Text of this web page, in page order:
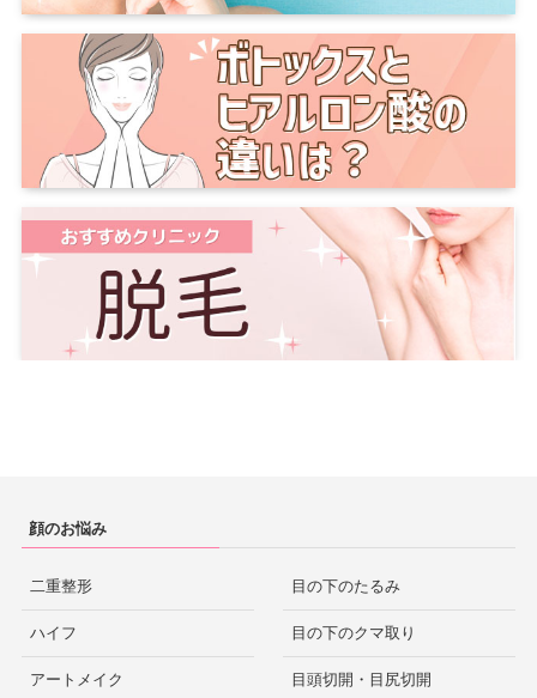
顔のお悩み
二重整形
ハイフ
アートメイク
目の下のたるみ
目の下のクマ取り
目頭切開・目尻切開